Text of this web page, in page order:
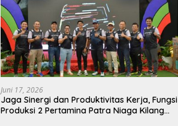
Juni 17, 2026
Jaga Sinergi dan Produktivitas Kerja, Fungsi
Produksi 2 Pertamina Patra Niaga Kilang